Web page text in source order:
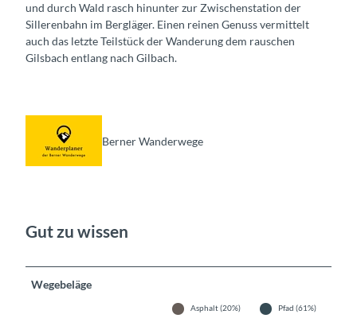
und durch Wald rasch hinunter zur Zwischenstation der
Sillerenbahn im Bergläger. Einen reinen Genuss vermittelt
auch das letzte Teilstück der Wanderung dem rauschen
Gilsbach entlang nach Gilbach.
Berner Wanderwege
Gut zu wissen
Wegebeläge
Asphalt (20%) Pfad (61%)